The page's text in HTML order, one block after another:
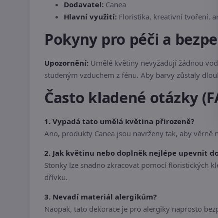
Dodavatel: Canea
Hlavní využití: Floristika, kreativní tvoření,
Pokyny pro péči a
Upozornění: Umělé květiny nevyžadují žádnou
studeným vzduchem z fénu. Aby barvy zůstaly
Často kladené otázky
1. Vypadá tato umělá květina přirozeně?
Ano, produkty Canea jsou navrženy tak, aby
2. Jak květinu nebo doplněk nejlépe upevnit
Stonky lze snadno zkracovat pomocí floristických
dřívku.
3. Nevadí materiál alergikům?
Naopak, tato dekorace je pro alergiky naprosto